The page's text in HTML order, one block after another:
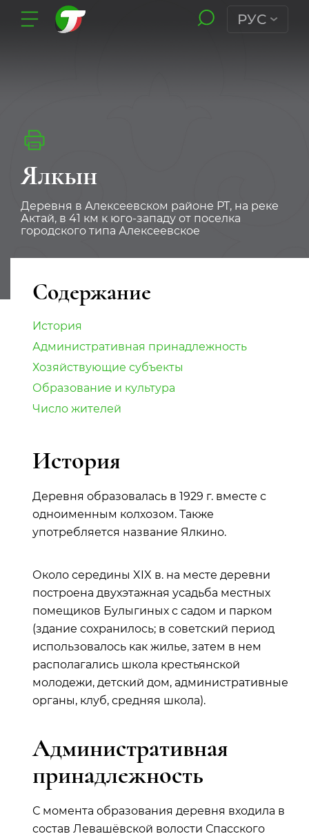
РУС
Ялкын
Деревня в Алексеевском районе РТ, на реке
Актай, в 41 км к юго-западу от поселка
городского типа Алексеевское
Содержание
История
Административная принадлежность
Хозяйствующие субъекты
Образование и культура
Число жителей
История
Деревня образовалась в 1929 г. вместе с
одноименным колхозом. Также
употребляется название Ялкино.
Около середины XIX в. на месте деревни
построена двухэтажная усадьба местных
помещиков Булыгиных с садом и парком
(здание сохранилось; в советский период
использовалось как жилье, затем в нем
располагались школа крестьянской
молодежи, детский дом, административные
органы, клуб, средняя школа).
Административная
принадлежность
С момента образования деревня входила в
состав Левашёвской волости Спасского